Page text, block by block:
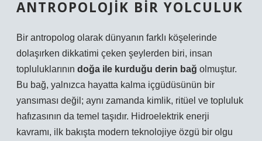
ANTROPOLOJIK BIR YOLCULUK
Bir antropolog olarak dünyanın farklı köşelerinde
dolaşırken dikkatimi çeken şeylerden biri, insan
topluluklarının doğa ile kurduğu derin bağ olmuştur.
Bu bağ, yalnızca hayatta kalma içgüdüsünün bir
yansıması değil; aynı zamanda kimlik, ritüel ve topluluk
hafızasının da temel taşıdır. Hidroelektrik enerji
kavramı, ilk bakışta modern teknolojiye özgü bir olgu